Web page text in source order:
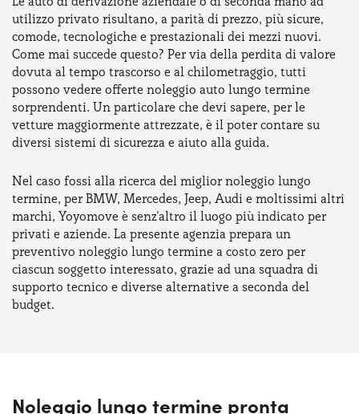
utilizzo privato risultano, a parità di prezzo, più sicure,
comode, tecnologiche e prestazionali dei mezzi nuovi.
Come mai succede questo? Per via della perdita di valore
dovuta al tempo trascorso e al chilometraggio, tutti
possono vedere offerte noleggio auto lungo termine
sorprendenti. Un particolare che devi sapere, per le
vetture maggiormente attrezzate, è il poter contare su
diversi sistemi di sicurezza e aiuto alla guida.
Nel caso fossi alla ricerca del miglior noleggio lungo
termine, per BMW, Mercedes, Jeep, Audi e moltissimi altri
marchi, Yoyomove è senz'altro il luogo più indicato per
privati e aziende. La presente agenzia prepara un
preventivo noleggio lungo termine a costo zero per
ciascun soggetto interessato, grazie ad una squadra di
supporto tecnico e diverse alternative a seconda del
budget.
Noleggio lungo termine pronta